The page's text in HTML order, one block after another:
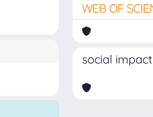
social impact